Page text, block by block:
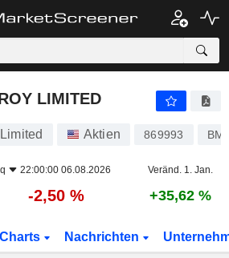
LIMITED
Aktien 869993
22:00:00 06.08.2026 Veränd. 1. Jan.
-2,50 % +35,62 %
Charts Nachrichten